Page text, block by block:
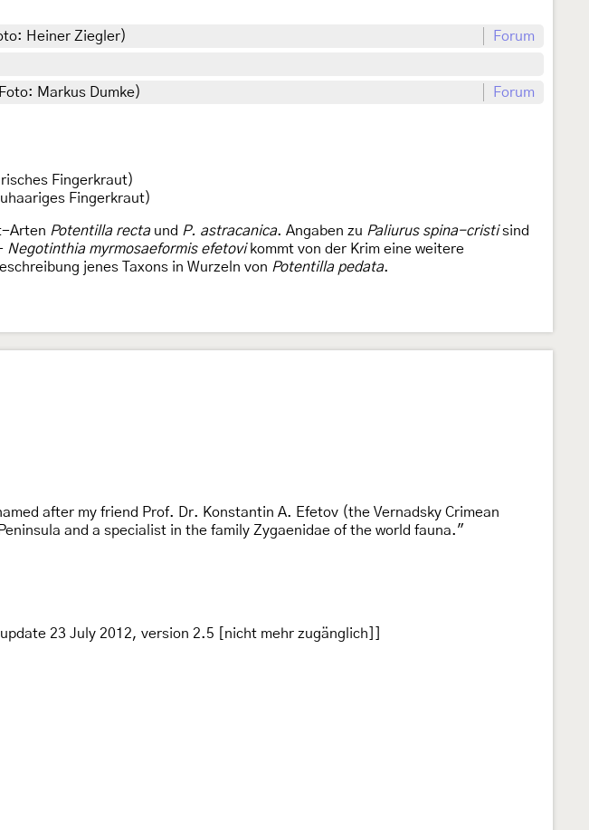
Heiner Ziegler)
Forum
Markus Dumke) Forum
Fingerkraut)
Fingerkraut)
Arten Potentilla rectaund P. astracanica. Angaben zu Paliurus spina-cristisind
Negotinthia myrmosaeformis efetovikommt von der Krim eine weitere
jenes Taxons in Wurzeln von Potentilla pedata.
after my friend Prof. Dr. Konstantin A. Efetov (the Vernadsky Crimean
and a specialist in the family Zygaenidae of the world fauna."
23 July 2012, version 2.5 [nicht mehr zugänglich]]